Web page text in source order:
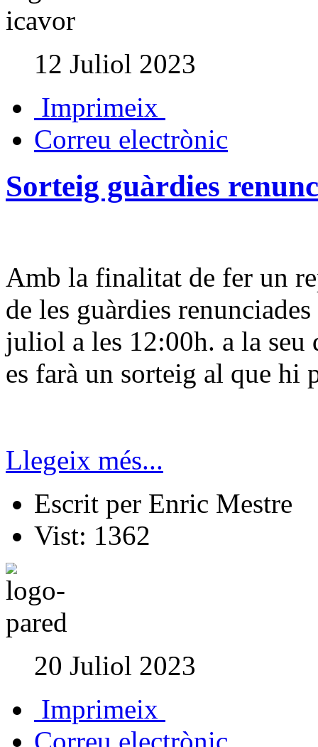
12 Juliol 2023
Imprimeix
Correu electrònic
Sorteig guàrdies
Amb la finalitat de fer un
de les guàrdies
juliol a les 12:00h. a la
es farà un sorteig al que hi
Llegeix més...
Escrit per Enric Mestre
Vist: 1362
20 Juliol 2023
Imprimeix